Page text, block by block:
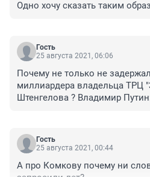
Одно хочу сказать таким
шахте "Ульяновская" в 2007
открывшимися болезнями,
родителями....В результате не
безопасности на
шахте во главе с бывшим
подельников было убито
срокам. Но это не
Бывший преступник А. Функ от
постигла Божья кара и
Подкупного помилования за
Гость
25 августа 2021, 06:06
Почему не только не
миллиардера владельца ТРЦ
Штенгелова ? Владимир
Гость
25 августа 2021, 00:44
А про Комкову почему ни